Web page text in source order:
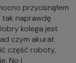
przycisnąłem
tak naprawdę
kolega jest
czym akurat
część roboty,
No i